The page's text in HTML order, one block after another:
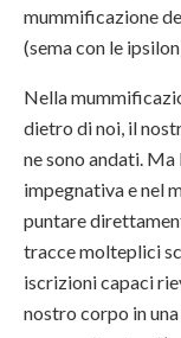
mummificazione
(sema con le
Nella
dietro di noi, il
ne sono andati.
impegnativa e nel
puntare
tracce molteplici
iscrizioni capaci
nostro corpo in